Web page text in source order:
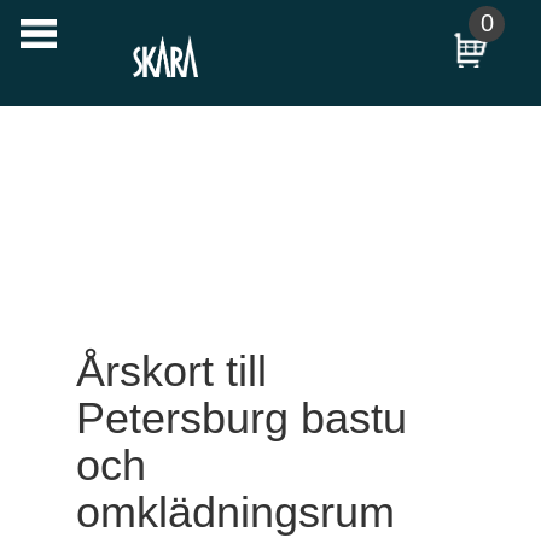
huvudinnehållet
0
Årskort till
Petersburg bastu
och
omklädningsrum